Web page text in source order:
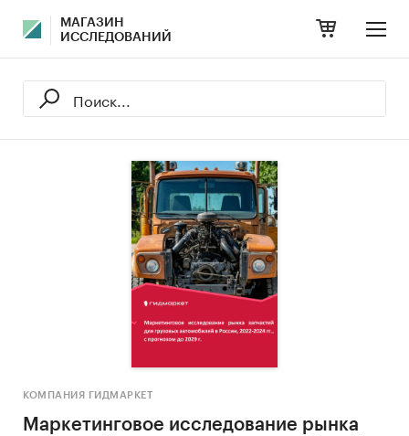
МАГАЗИН
ИССЛЕДОВАНИЙ
КОМПАНИЯ ГИДМАРКЕТ
Маркетинговое исследование рынка